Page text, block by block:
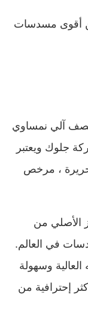
أقوى مسدسات
آلي نمساوي
جلوك ويعتبر
، مرخص
الأصلي من
في العالم.
وسهولة
إحترافية من